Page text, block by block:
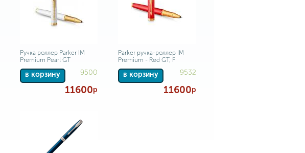
Ручка роллер Parker IM
Premium Pearl GT
в корзину 9500
11600р
Parker ручка-роллер IM
Premium - Red GT, F
в корзину 9532
11600р